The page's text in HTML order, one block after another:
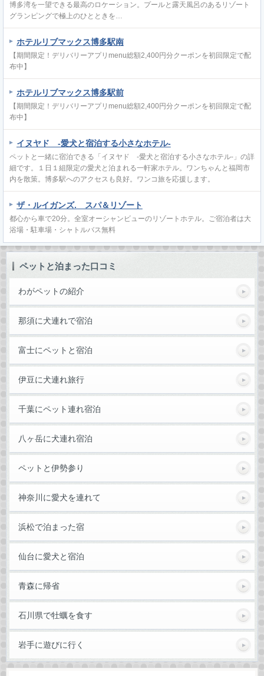
博多湾を一望できる最高のロケーション。プールと露天風呂のあるリゾート
グランピングで極上のひとときを…
ホテルリブマックス博多駅南
【期間限定！デリバリーアプリmenu総額2,400円分クーポンを初回限定で配
布中】
ホテルリブマックス博多駅前
【期間限定！デリバリーアプリmenu総額2,400円分クーポンを初回限定で配
布中】
イヌヤド ‐愛犬と宿泊する小さなホテル‐
ペットと一緒に宿泊できる「イヌヤド ‐愛犬と宿泊する小さなホテル‐」の詳
細です。１日１組限定の愛犬と泊まれる一軒家ホテル。ワンちゃんと福岡市
内を散策。博多駅へのアクセスも良好。ワンコ旅を応援します。
ザ・ルイガンズ. スパ＆リゾート
都心から車で20分。全室オーシャンビューのリゾートホテル。ご宿泊者は大
浴場・駐車場・シャトルバス無料
ペットと泊まった口コミ
わがペットの紹介
那須に犬連れで宿泊
富士にペットと宿泊
伊豆に犬連れ旅行
千葉にペット連れ宿泊
八ヶ岳に犬連れ宿泊
ペットと伊勢参り
神奈川に愛犬を連れて
浜松で泊まった宿
仙台に愛犬と宿泊
青森に帰省
石川県で牡蠣を食す
岩手に遊びに行く